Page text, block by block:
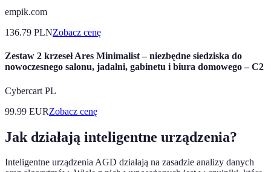
empik.com
136.79 PLNZobacz cenę
Zestaw 2 krzeseł Ares Minimalist – niezbędne siedziska do
nowoczesnego salonu, jadalni, gabinetu i biura domowego – C2
Cybercart PL
99.99 EURZobacz cenę
Jak działają inteligentne urządzenia?
Inteligentne urządzenia AGD działają na zasadzie analizy danych